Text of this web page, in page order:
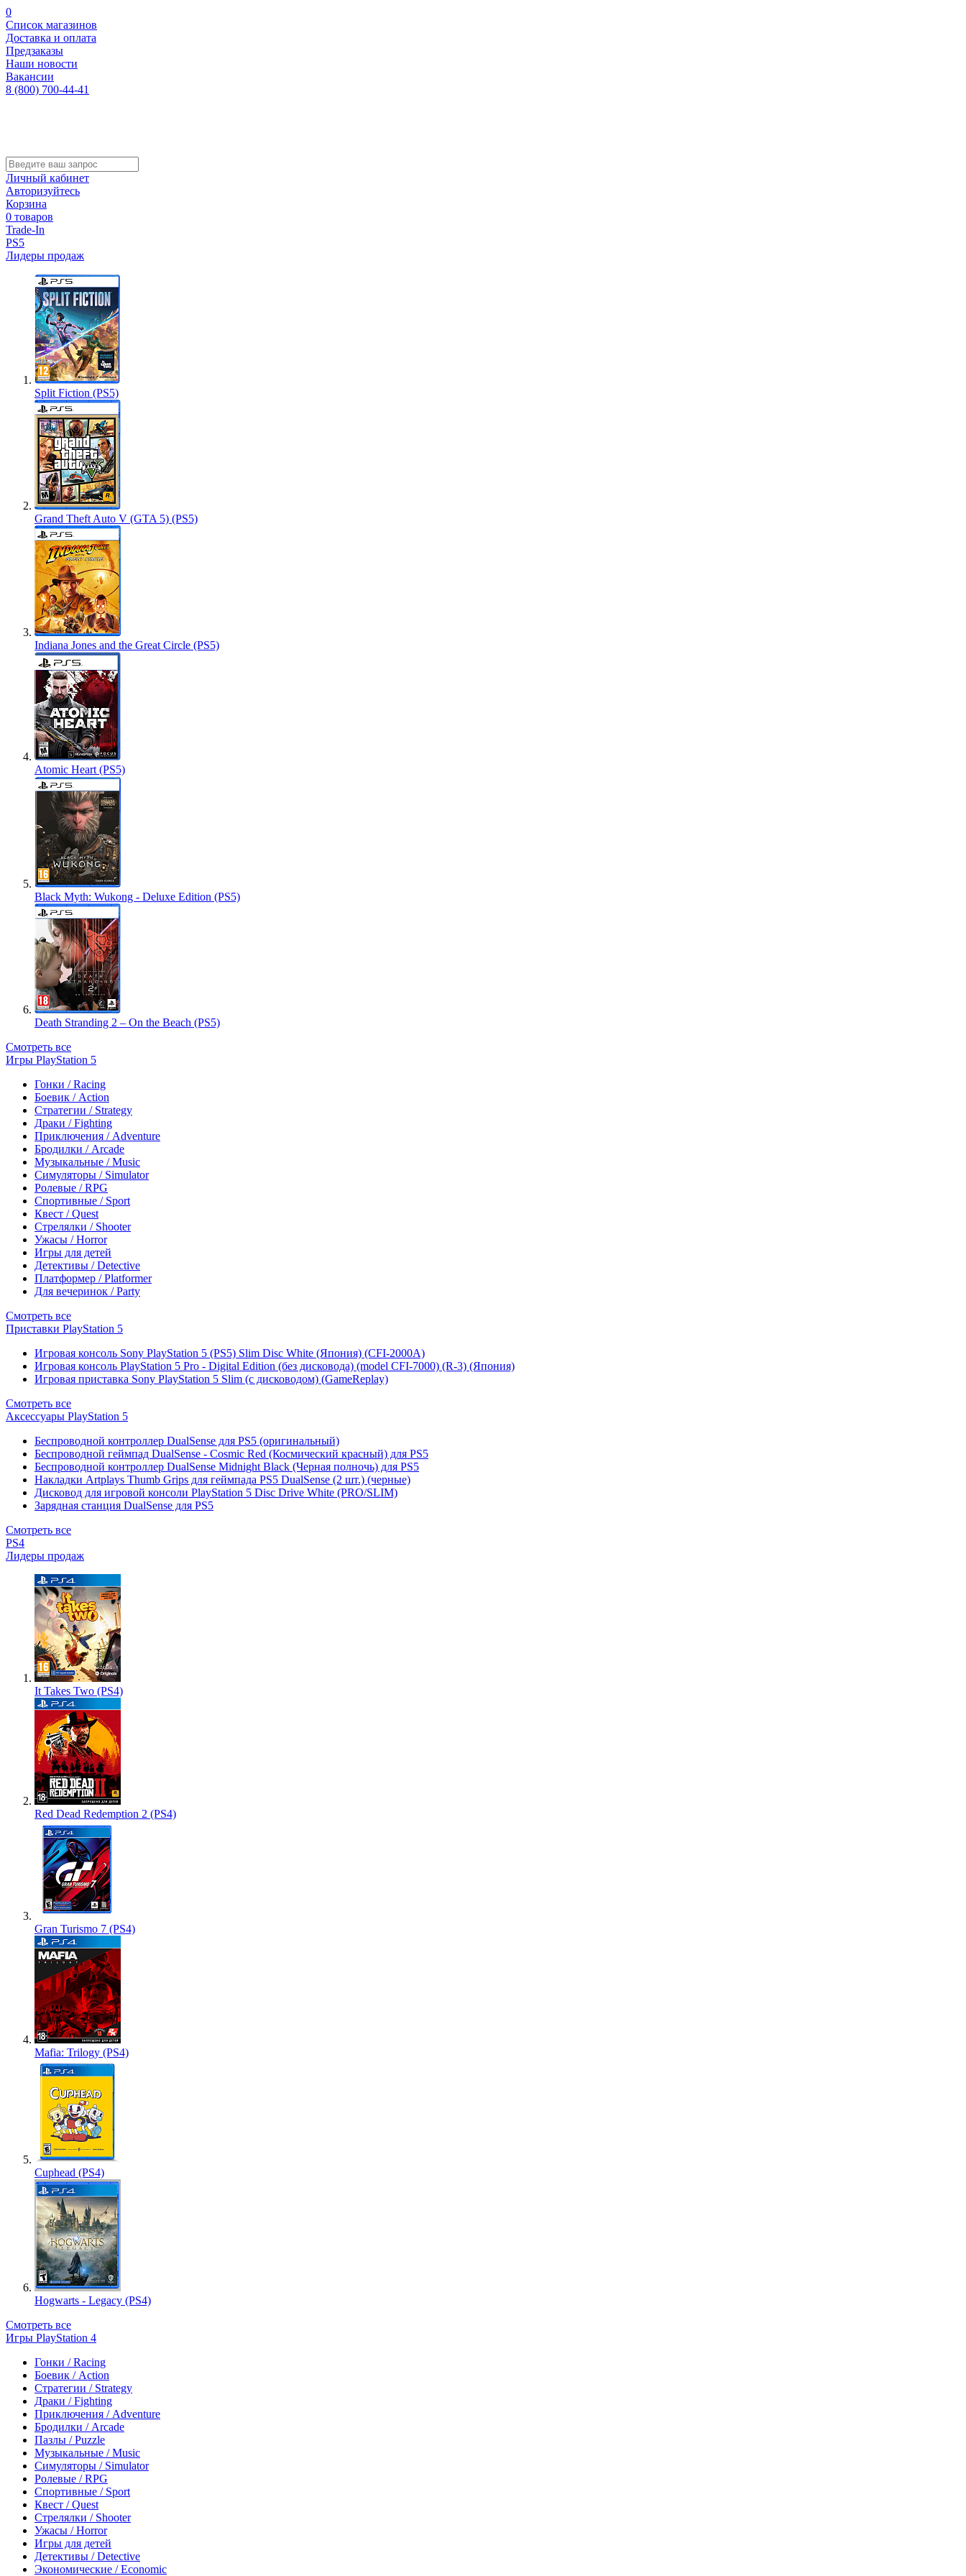
0
Список магазинов
Доставка и оплата
Предзаказы
Наши новости
Вакансии
8 (800) 700-44-41
Личный кабинет
Авторизуйтесь
Корзина
0 товаров
Trade-In
PS5
Лидеры продаж
Split Fiction (PS5)
Grand Theft Auto V (GTA 5) (PS5)
Indiana Jones and the Great Circle (PS5)
Atomic Heart (PS5)
Black Myth: Wukong - Deluxe Edition (PS5)
Death Stranding 2 – On the Beach (PS5)
Смотреть все
Игры PlayStation 5
Гонки / Racing
Боевик / Action
Стратегии / Strategy
Драки / Fighting
Приключения / Adventure
Бродилки / Arcade
Музыкальные / Music
Симуляторы / Simulator
Ролевые / RPG
Спортивные / Sport
Квест / Quest
Стрелялки / Shooter
Ужасы / Horror
Игры для детей
Детективы / Detective
Платформер / Platformer
Для вечеринок / Party
Смотреть все
Приставки PlayStation 5
Игровая консоль Sony PlayStation 5 (PS5) Slim Disc White (Япония) (CFI-2000A)
Игровая консоль PlayStation 5 Pro - Digital Edition (без дисковода) (model CFI-7000) (R-3) (Япония)
Игровая приставка Sony PlayStation 5 Slim (с дисководом) (GameReplay)
Смотреть все
Аксессуары PlayStation 5
Беспроводной контроллер DualSense для PS5 (оригинальный)
Беспроводной геймпад DualSense - Cosmic Red (Космический красный) для PS5
Беспроводной контроллер DualSense Midnight Black (Черная полночь) для PS5
Накладки Artplays Thumb Grips для геймпада PS5 DualSense (2 шт.) (черные)
Дисковод для игровой консоли PlayStation 5 Disc Drive White (PRO/SLIM)
Зарядная станция DualSense для PS5
Смотреть все
PS4
Лидеры продаж
It Takes Two (PS4)
Red Dead Redemption 2 (PS4)
Gran Turismo 7 (PS4)
Mafia: Trilogy (PS4)
Cuphead (PS4)
Hogwarts - Legacy (PS4)
Смотреть все
Игры PlayStation 4
Гонки / Racing
Боевик / Action
Стратегии / Strategy
Драки / Fighting
Приключения / Adventure
Бродилки / Arcade
Пазлы / Puzzle
Музыкальные / Music
Симуляторы / Simulator
Ролевые / RPG
Спортивные / Sport
Квест / Quest
Стрелялки / Shooter
Ужасы / Horror
Игры для детей
Детективы / Detective
Экономические / Economic